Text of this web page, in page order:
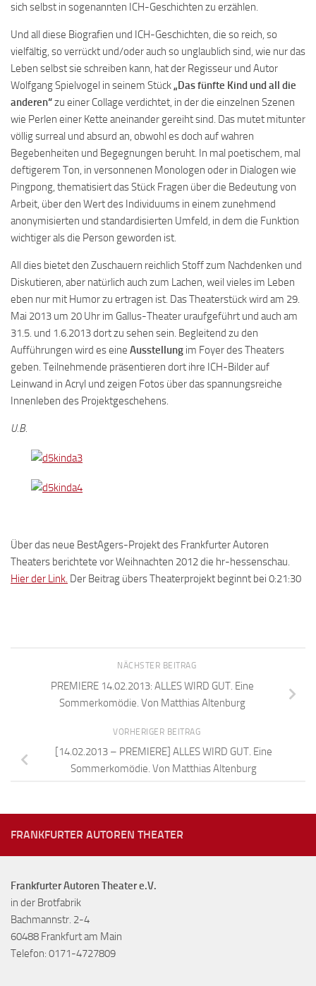
sich selbst in sogenannten ICH-Geschichten zu erzählen.
Und all diese Biografien und ICH-Geschichten, die so reich, so
vielfältig, so verrückt und/oder auch so unglaublich sind, wie nur das
Leben selbst sie schreiben kann, hat der Regisseur und Autor
Wolfgang Spielvogel in seinem Stück„Das fünfte Kind und all die
anderen“zu einer Collage verdichtet, in der die einzelnen Szenen
wie Perlen einer Kette aneinander gereiht sind. Das mutet mitunter
völlig surreal und absurd an, obwohl es doch auf wahren
Begebenheiten und Begegnungen beruht. In mal poetischem, mal
deftigerem Ton, in versonnenen Monologen oder in Dialogen wie
Pingpong, thematisiert das Stück Fragen über die Bedeutung von
Arbeit, über den Wert des Individuums in einem zunehmend
anonymisierten und standardisierten Umfeld, in dem die Funktion
wichtiger als die Person geworden ist.
All dies bietet den Zuschauern reichlich Stoff zum Nachdenken und
Diskutieren, aber natürlich auch zum Lachen, weil vieles im Leben
eben nur mit Humor zu ertragen ist. Das Theaterstück wird am 29.
Mai 2013 um 20 Uhr im Gallus-Theater uraufgeführt und auch am
31.5. und 1.6.2013 dort zu sehen sein. Begleitend zu den
Aufführungen wird es eine Ausstellung im Foyer des Theaters
geben. Teilnehmende präsentieren dort ihre ICH-Bilder auf
Leinwand in Acryl und zeigen Fotos über das spannungsreiche
Innenleben des Projektgeschehens.
U.B.
Über das neue BestAgers-Projekt des Frankfurter Autoren
Theaters berichtete vor Weihnachten 2012 die hr-hessenschau.
Hier der Link. Der Beitrag übers Theaterprojekt beginnt bei 0:21:30
NÄCHSTER BEITRAG
PREMIERE 14.02.2013: ALLES WIRD GUT. Eine
Sommerkomödie. Von Matthias Altenburg
VORHERIGER BEITRAG
[14.02.2013 – PREMIERE] ALLES WIRD GUT. Eine
Sommerkomödie. Von Matthias Altenburg
FRANKFURTER AUTOREN THEATER
Frankfurter Autoren Theater e.V.
in der Brotfabrik
Bachmannstr. 2-4
60488 Frankfurt am Main
Telefon: 0171-4727809